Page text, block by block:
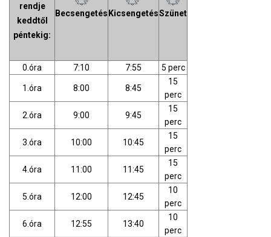
rendje
keddtől
péntekig:
Becsengetés KicsengetésSzünet
0.óra 7:10 7:55 5 perc
1.óra 8:00 8:45
15
perc
2.óra 9:00 9:45
15
perc
3.óra 10:00 10:45
15
perc
4.óra 11:00 11:45
15
perc
5.óra 12:00 12:45
10
perc
6.óra 12:55 13:40
10
perc